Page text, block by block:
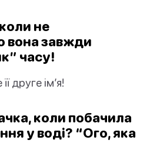
не
вона завжди
часу!
друге ім’я!
коли побачила
у воді? “Ого, яка